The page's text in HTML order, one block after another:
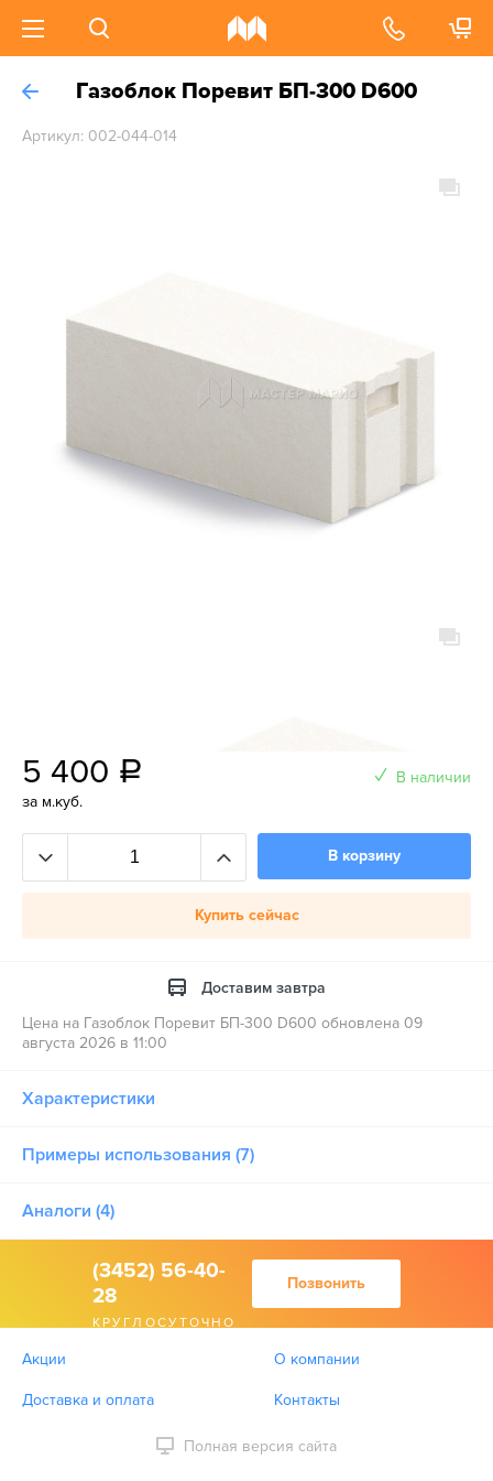
Газоблок Поревит БП-300 D600
Артикул: 002-044-014
5 400 a
за м.куб.
В наличии
В корзину
Купить сейчас
Доставим завтра
Цена на Газоблок Поревит БП-300 D600 обновлена 09
августа 2026 в 11:00
Характеристики
Примеры использования (7)
Аналоги (4)
(3452) 56-40-
28
КРУГЛОСУТОЧНО
Позвонить
Акции О компании
Доставка и оплата Контакты
Полная версия сайта